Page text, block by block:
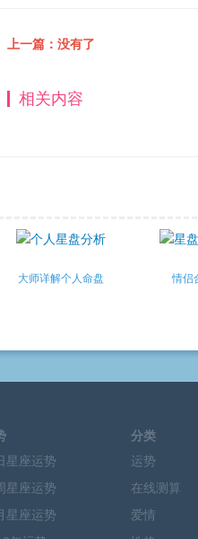
上一篇：没有了
相关内容
大师详解个人命盘 情侣
星座运势
星座运势
星座运势
分类
运势
在线测算
爱情